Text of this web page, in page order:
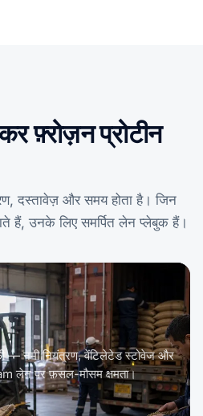
फ़्रोज़न प्रोटीन
दस्तावेज़ और समय होता है। जिन
हैं, उनके लिए समर्पित लेन प्लेबुक हैं।
— नमी नियंत्रण, वेंटिलेटेड स्टोवेज और
लेन पर फ़सल-मौसम क्षमता।